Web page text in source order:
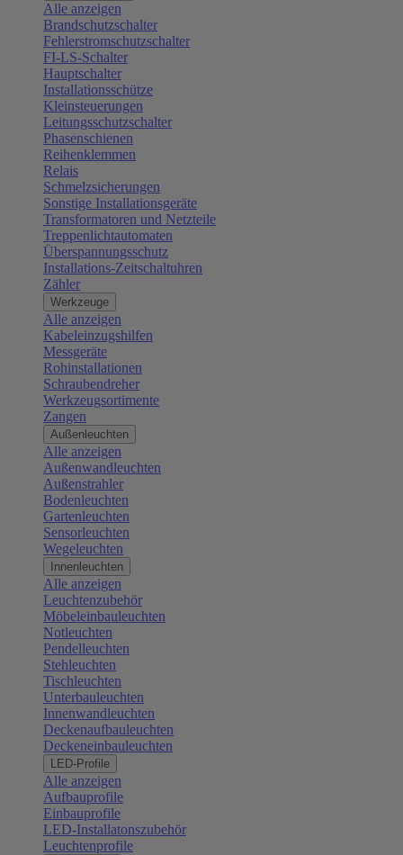
Alle anzeigen
Brandschutzschalter
Fehlerstromschutzschalter
FI-LS-Schalter
Hauptschalter
Installationsschütze
Kleinsteuerungen
Leitungsschutzschalter
Phasenschienen
Reihenklemmen
Relais
Schmelzsicherungen
Sonstige Installationsgeräte
Transformatoren und Netzteile
Treppenlichtautomaten
Überspannungsschutz
Installations-Zeitschaltuhren
Zähler
Werkzeuge
Alle anzeigen
Kabeleinzugshilfen
Messgeräte
Rohinstallationen
Schraubendreher
Werkzeugsortimente
Zangen
Außenleuchten
Alle anzeigen
Außenwandleuchten
Außenstrahler
Bodenleuchten
Gartenleuchten
Sensorleuchten
Wegeleuchten
Innenleuchten
Alle anzeigen
Leuchtenzubehör
Möbeleinbauleuchten
Notleuchten
Pendelleuchten
Stehleuchten
Tischleuchten
Unterbauleuchten
Innenwandleuchten
Deckenaufbauleuchten
Deckeneinbauleuchten
LED-Profile
Alle anzeigen
Aufbauprofile
Einbauprofile
LED-Installatonszubehör
Leuchtenprofile